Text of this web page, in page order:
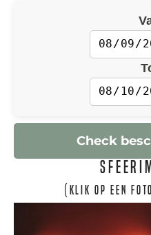
Check
(klik op een